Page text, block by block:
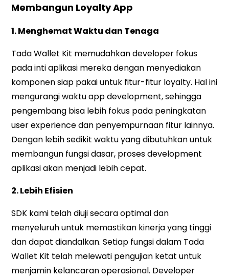
Membangun Loyalty App
1. Menghemat Waktu dan Tenaga
Tada Wallet Kit memudahkan developer fokus
pada inti aplikasi mereka dengan menyediakan
komponen siap pakai untuk fitur-fitur loyalty. Hal ini
mengurangi waktu app development, sehingga
pengembang bisa lebih fokus pada peningkatan
user experience dan penyempurnaan fitur lainnya.
Dengan lebih sedikit waktu yang dibutuhkan untuk
membangun fungsi dasar, proses development
aplikasi akan menjadi lebih cepat.
2. Lebih Efisien
SDK kami telah diuji secara optimal dan
menyeluruh untuk memastikan kinerja yang tinggi
dan dapat diandalkan. Setiap fungsi dalam Tada
Wallet Kit telah melewati pengujian ketat untuk
menjamin kelancaran operasional. Developer